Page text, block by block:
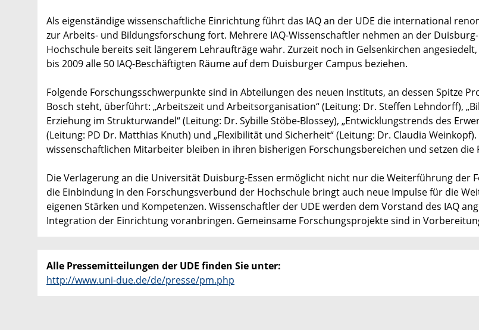
Als eigenständige wissenschaftliche Einrichtung führt das IAQ an der UDE die international
zur Arbeits- und Bildungsforschung fort. Mehrere IAQ-Wissenschaftler nehmen an der
Hochschule bereits seit längerem Lehraufträge wahr. Zurzeit noch in Gelsenkirchen
bis 2009 alle 50 IAQ-Beschäftigten Räume auf dem Duisburger Campus beziehen.
Folgende Forschungsschwerpunkte sind in Abteilungen des neuen Instituts, an dessen Spitze
Bosch steht, überführt: „Arbeitszeit und Arbeitsorganisation“ (Leitung: Dr. Steffen Lehndorff),
Erziehung im Strukturwandel“ (Leitung: Dr. Sybille Stöbe-Blossey), „Entwicklungstrends des
(Leitung: PD Dr. Matthias Knuth) und „Flexibilität und Sicherheit“ (Leitung: Dr. Claudia Weinkopf).
wissenschaftlichen Mitarbeiter bleiben in ihren bisherigen Forschungsbereichen und setzen
Die Verlagerung an die Universität Duisburg-Essen ermöglicht nicht nur die Weiterführung der
die Einbindung in den Forschungsverbund der Hochschule bringt auch neue Impulse für die
eigenen Stärken und Kompetenzen. Wissenschaftler der UDE werden dem Vorstand des IAQ
Integration der Einrichtung voranbringen. Gemeinsame Forschungsprojekte sind in
Alle Pressemitteilungen der UDE finden Sie unter:
http://www.uni-due.de/de/presse/pm.php